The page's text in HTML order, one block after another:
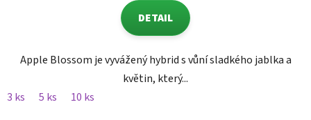
DETAIL
Apple Blossom je vyvážený hybrid s vůní sladkého jablka a
květin, který...
3 ks
5 ks 10 ks